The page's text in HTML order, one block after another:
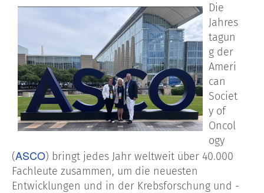
Die
Jahres
tagun
g der
Ameri
can
Societ
y of
Oncol
ogy
(ASCO) bringt jedes Jahr weltweit über 40.000
Fachleute zusammen, um die neuesten
Entwicklungen und in der Krebsforschung und -